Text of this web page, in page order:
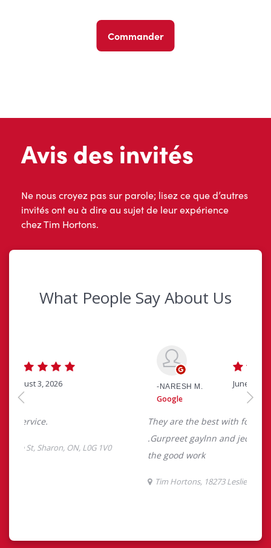
Commander
Avis des invités
Ne nous croyez pas sur parole; lisez ce que d’autres
invités ont eu à dire au sujet de leur expérience
chez Tim Hortons.